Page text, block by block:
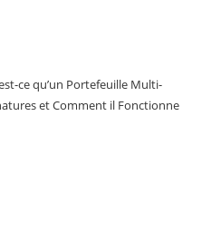
ce qu’un Portefeuille Multi-
et Comment il Fonctionne